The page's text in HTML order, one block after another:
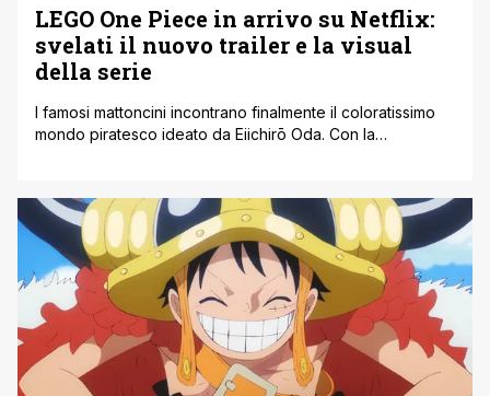
LEGO One Piece in arrivo su Netflix:
svelati il nuovo trailer e la visual
della serie
I famosi mattoncini incontrano finalmente il coloratissimo
mondo piratesco ideato da Eiichirō Oda. Con la
d'uscita della nuova serie LEGO One Piece, attesa al
debutto ufficiale sul catalogo globale di Netflix per il
prossimo 29 settembre. A guidare [']